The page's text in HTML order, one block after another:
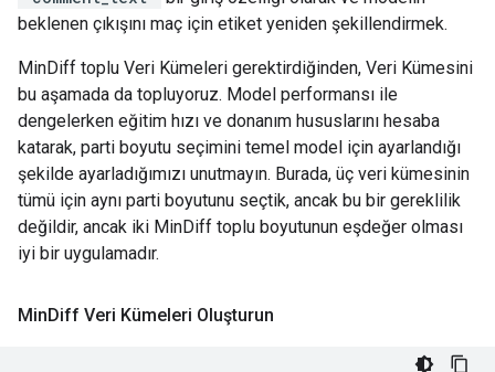
beklenen çıkışını maç için etiket yeniden şekillendirmek.
MinDiff toplu Veri Kümeleri gerektirdiğinden, Veri Kümesini
bu aşamada da topluyoruz. Model performansı ile
dengelerken eğitim hızı ve donanım hususlarını hesaba
katarak, parti boyutu seçimini temel model için ayarlandığı
şekilde ayarladığımızı unutmayın. Burada, üç veri kümesinin
tümü için aynı parti boyutunu seçtik, ancak bu bir gereklilik
değildir, ancak iki MinDiff toplu boyutunun eşdeğer olması
iyi bir uygulamadır.
MinDiff Veri Kümeleri Oluşturun